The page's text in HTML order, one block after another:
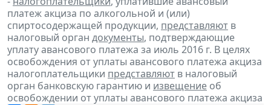
платеж акциза по алкогольной и (или)
спиртосодержащей продукции, представляют в
налоговый орган документы, подтверждающие
уплату авансового платежа за июль 2016 г. В целях
освобождения от уплаты авансового платежа акциза
налогоплательщики представляют в налоговый
орган банковскую гарантию и извещение об
освобождении от уплаты авансового платежа акциза